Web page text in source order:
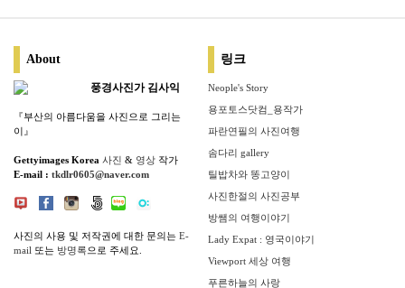
About
풍경사진가 김사익
『부산의 아름다움을 사진으로 그리는
이』
Gettyimages Korea 사진 & 영상 작가
E-mail : tkdlr0605@naver.com
사진의 사용 및 저작권에 대한 문의는 E-
mail 또는 방명록으로 주세요.
링크
Neople's Story
용포토스닷컴_용작가
파란연필의 사진여행
솜다리 gallery
틸밥차와 똥고양이
사진한절의 사진공부
방쌤의 여행이야기
Lady Expat : 영국이야기
Viewport 세상 여행
푸른하늘의 사랑